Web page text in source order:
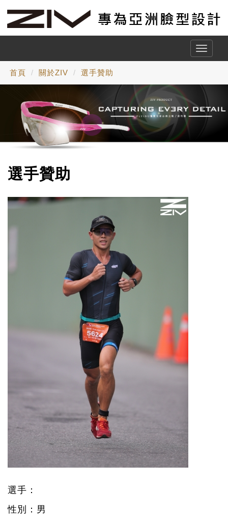
Toggle
首頁 關於ZIV 選手贊助
選手贊助
選手：
性別：男